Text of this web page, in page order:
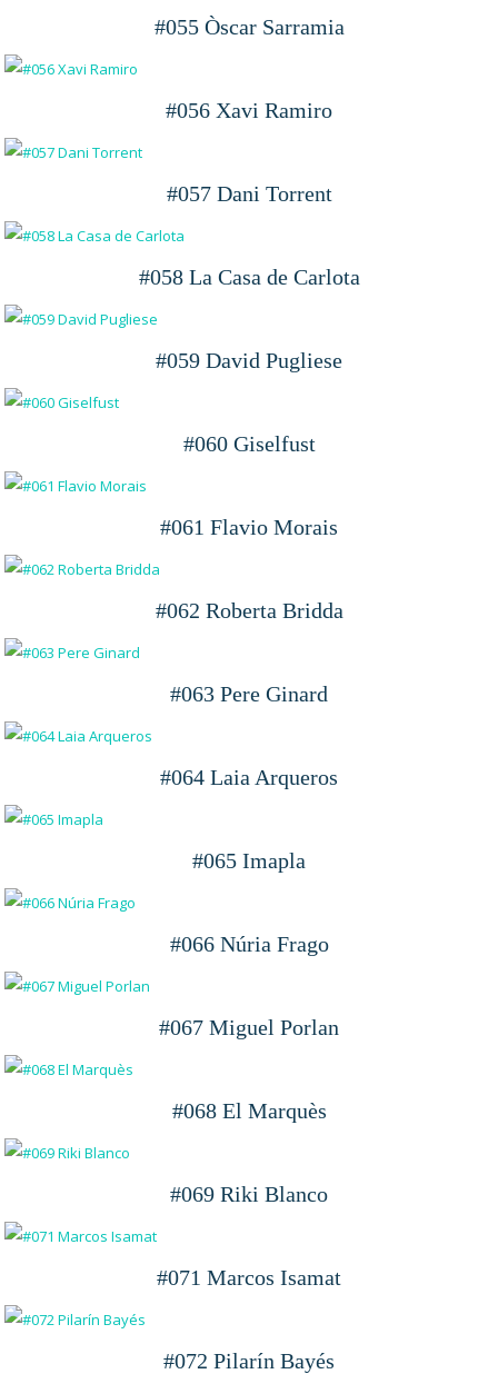
#055 Òscar Sarramia
#056 Xavi Ramiro
#057 Dani Torrent
#058 La Casa de Carlota
#059 David Pugliese
#060 Giselfust
#061 Flavio Morais
#062 Roberta Bridda
#063 Pere Ginard
#064 Laia Arqueros
#065 Imapla
#066 Núria Frago
#067 Miguel Porlan
#068 El Marquès
#069 Riki Blanco
#071 Marcos Isamat
#072 Pilarín Bayés